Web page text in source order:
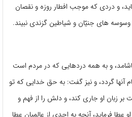
و دردى كه موجب افطار روزه و نقصان
‏هاى جنيّان و شياطين گزندى نبيند.
و به همه دردهايى كه در مردم است
آنها گردد، و نيز گفت: به حق خدايى كه تو
بر زبان او جارى كند، و دلش را از فهم و
عطا فرمايد، آنچه به احدى از عالميان عطا